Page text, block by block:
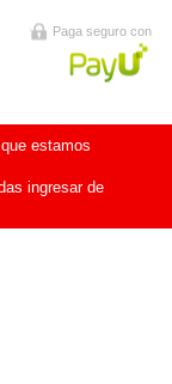
Paga seguro con
estamos
ingresar de